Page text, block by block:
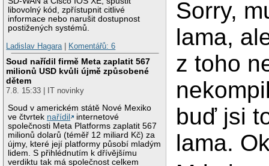
libovolný kód, zpřístupnit citlivé
informace nebo narušit dostupnost
postižených systémů.
Ladislav Hagara | Komentářů: 6
Soud nařídil firmě Meta zaplatit 567
milionů USD kvůli újmě způsobené
dětem
7.8. 15:33 | IT novinky
Soud v americkém státě Nové Mexiko
ve čtvrtek nařídil
internetové
společnosti Meta Platforms zaplatit 567
milionů dolarů (téměř 12 miliard Kč) za
újmy, které její platformy působí mladým
lidem. S přihlédnutím k dřívějšímu
verdiktu tak má společnost celkem
Sorry,
lama,
z toho
buď jsi
lama.